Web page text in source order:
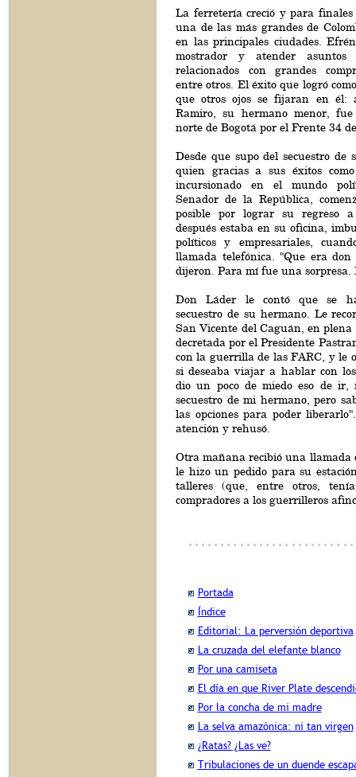
La ferretería creció y para finales
una de las más grandes de
en las principales ciudades.
mostrador y atender asuntos
relacionados con grandes
entre otros. El éxito que logró
que otros ojos se fijaran en él:
Ramiro, su hermano menor,
norte de Bogotá por el Frente 34
Desde que supo del secuestro de
quien gracias a sus éxitos
incursionado en el mundo
Senador de la República,
posible por lograr su regreso a
después estaba en su oficina,
políticos y empresariales,
llamada telefónica. "Que era
dijeron. Para mí fue una sorpresa.
Don Láder le contó que se
secuestro de su hermano. Le
San Vicente del Caguán, en plena
decretada por el Presidente
con la guerrilla de las FARC, y le
si deseaba viajar a hablar con
dio un poco de miedo eso de ir,
secuestro de mi hermano, pero
las opciones para poder
atención y rehusó.
Otra mañana recibió una llamada
le hizo un pedido para su
talleres (que, entre otros,
compradores a los guerrilleros
Portada
Índice
Editorial: La perversión deportiva
La cruzada del elefante blanco
Por una camiseta
El día en que River Plate
Por la concha de mi madre
La selva amazónica: ni tan virgen
¿Ratas? ¿Las ve?
Tribulaciones de un duende